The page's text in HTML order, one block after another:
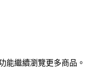
能繼續瀏覽更多商品。